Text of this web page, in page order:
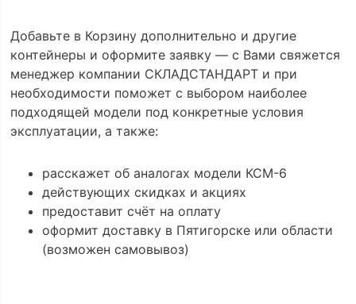
Добавьте в Корзину дополнительно и другие
контейнеры и оформите заявку — с Вами свяжется
менеджер компании СКЛАДСТАНДАРТ и при
необходимости поможет с выбором наиболее
подходящей модели под конкретные условия
эксплуатации, а также:
расскажет об аналогах модели КСМ-6
действующих скидках и акциях
предоставит счёт на оплату
оформит доставку в Пятигорске или области
(возможен самовывоз)